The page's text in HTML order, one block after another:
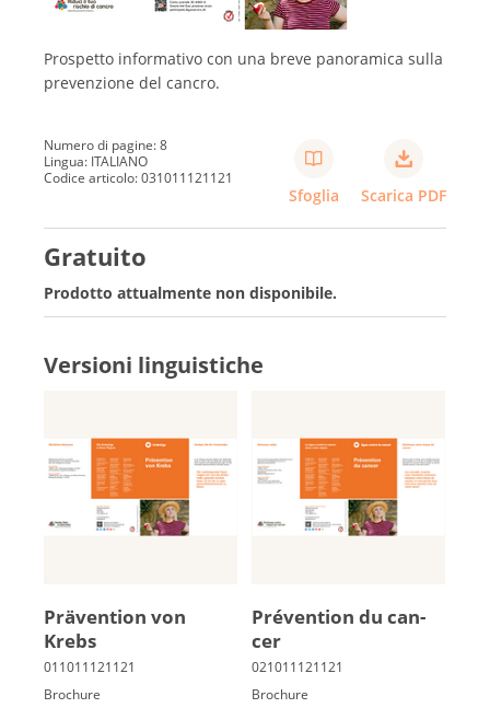
Deutsch
Prospetto informativo con una breve panoramica sulla
prevenzione del cancro.
Numero di pagine: 8
Lingua: ITALIANO
Codice articolo: 031011121121
Sfoglia Scarica PDF
Gratuito
Prodotto attualmente non disponibile.
Versioni linguistiche
Prä­ven­ti­on von
Krebs
Brochure
Pré­ven­tion du can­
cer
Brochure